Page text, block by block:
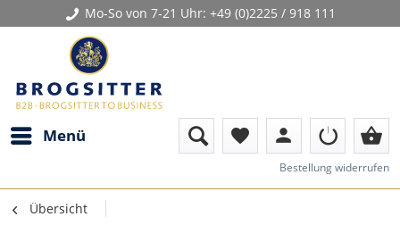
Mo-So von 7-21 Uhr: +49 (0)2225 / 918 111
Menü favorite person shopping_basket
Bestellung widerrufen
Übersicht